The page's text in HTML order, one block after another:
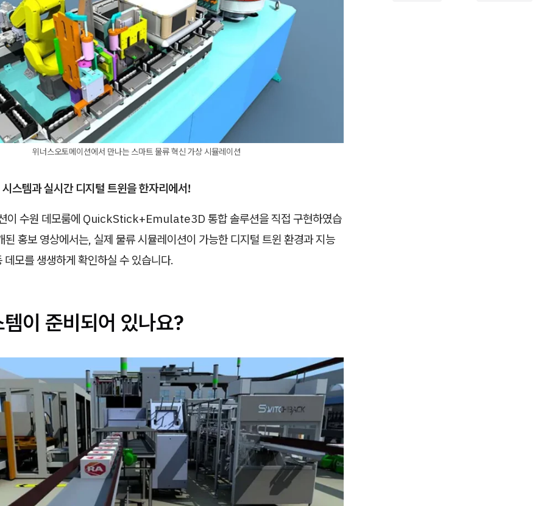
위너스오토메이션에서 만나는 스마트 물류 혁신 가상 시뮬레이션
스템과 실시간 디지털 트윈을 한자리에서!
이 수원 데모룸에 QuickStick+Emulate3D 통합 솔루션을 직접 구현하였습
된 홍보 영상에서는, 실제 물류 시뮬레이션이 가능한 디지털 트윈 환경과 지능
데모를 생생하게 확인하실 수 있습니다.
이 준비되어 있나요?